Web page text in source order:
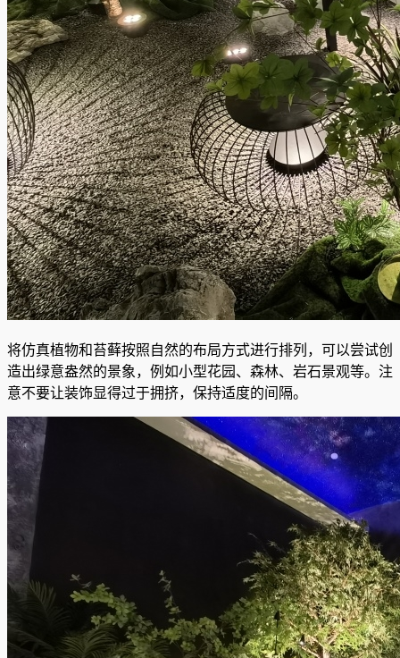
将仿真植物和苔藓按照自然的布局方式进行排列，可以尝试创
造出绿意盎然的景象，例如小型花园、森林、岩石景观等。注
意不要让装饰显得过于拥挤，保持适度的间隔。